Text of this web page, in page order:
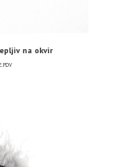
na okvir
PDV